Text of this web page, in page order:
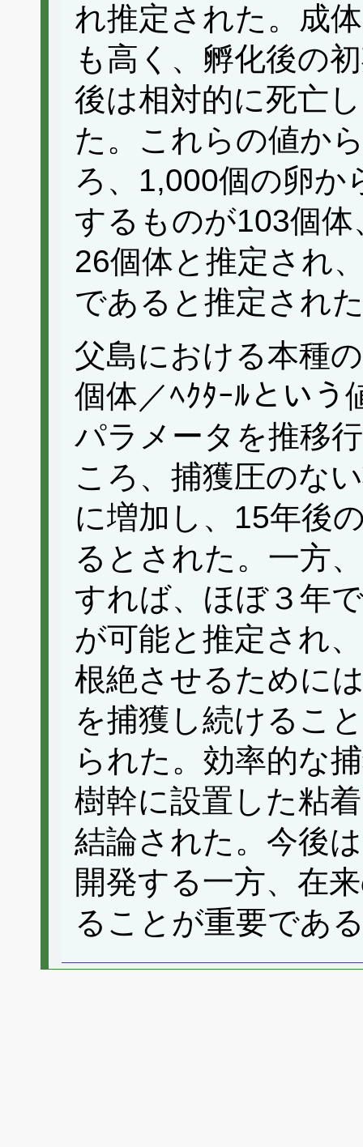
れ推定された。成
も高く、孵化後の
後は相対的に死亡
た。これらの値か
ろ、1,000個の卵か
するものが103個
26個体と推定され
であると推定され
父島における本種
個体／ﾍｸﾀｰﾙとい
パラメータを推移
ころ、捕獲圧のな
に増加し、15年後
るとされた。一方
すれば、ほぼ３年
が可能と推定され
根絶させるために
を捕獲し続けるこ
られた。効率的な
樹幹に設置した粘
結論された。今後
開発する一方、在
ることが重要であ